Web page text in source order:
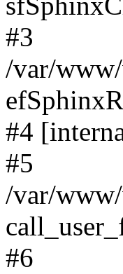
#3
/var/
#4
#5
/var/
#6